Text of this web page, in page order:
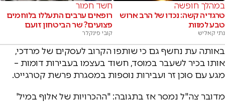
במהלך חופשה
טרגדיה קשה: נכדו של הרב ארוש
טבע למוות
נתי קאליש
חשד חמור
רופאים ערבים התעללו בלוחמים
פצועים? שר הביטחון זועם
קובי פינקלר
באותה עת נחשף גם כי שותפו הקרוב לעסקים של מרדכי,
אותו בכיר לשעבר במוסד, חשוד בעצמו בעבירות דומות –
מגע עם סוכן זר ועבירות נוספות במסגרת פרשת קטרגייט.
מדובר צה"ל נמסר אז בתגובה: "ההכרויות של אלוף במיל'